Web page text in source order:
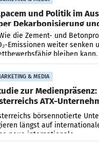
und Politik im
Dekarbonisierung
die Zement- und
Emissionen weiter senken
bleiben kann,
Treffens zwischen
& MEDIA
zur Medienpräsenz:
ATX-
börsennotierte
längst auf
neue internationale